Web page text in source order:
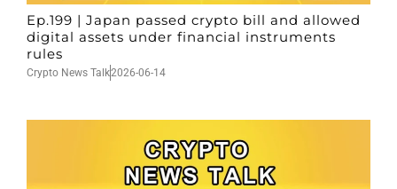
Ep.199 | Japan passed crypto bill and allowed
digital assets under financial instruments
rules
Crypto News Talk2026-06-14